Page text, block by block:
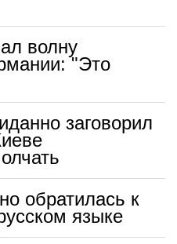
волну
"Это
заговорил
обратилась к
языке